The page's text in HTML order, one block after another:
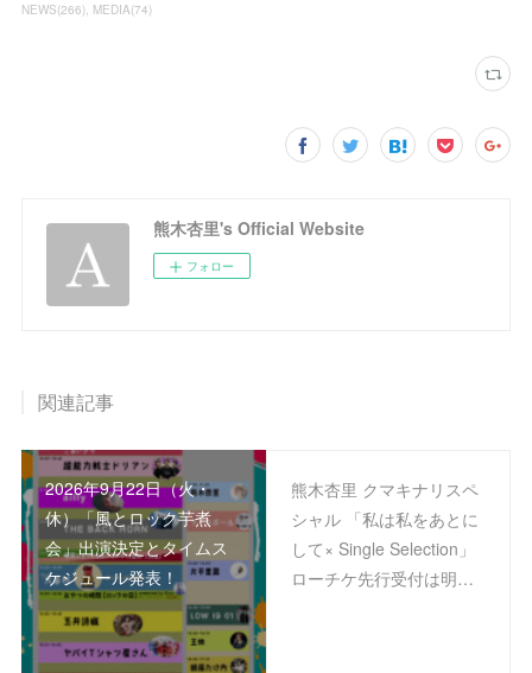
NEWS(266) MEDIA(74)
熊木杏里's Official Website
フォロー
関連記事
2026年9月22日（火・
休）「風とロック芋煮
会」出演決定とタイムス
ケジュール発表！
熊木杏里 クマキナリスペ
シャル 「私は私をあとに
して× Single Selection」
ローチケ先行受付は明…